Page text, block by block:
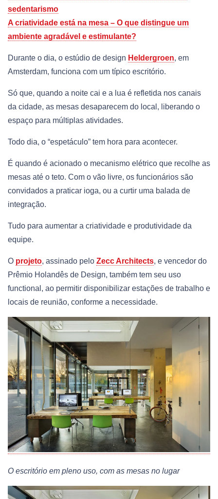
sedentarismo
A criatividade está na mesa – O que distingue um
ambiente agradável e estimulante?
Durante o dia, o estúdio de design Heldergroen, em
Amsterdam, funciona com um típico escritório.
Só que, quando a noite cai e a lua é refletida nos canais
da cidade, as mesas desaparecem do local, liberando o
espaço para múltiplas atividades.
Todo dia, o “espetáculo” tem hora para acontecer.
É quando é acionado o mecanismo elétrico que recolhe as
mesas até o teto. Com o vão livre, os funcionários são
convidados a praticar ioga, ou a curtir uma balada de
integração.
Tudo para aumentar a criatividade e produtividade da
equipe.
O projeto, assinado pelo Zecc Architects, e vencedor do
Prêmio Holandês de Design, também tem seu uso
functional, ao permitir disponibilizar estações de trabalho e
locais de reunião, conforme a necessidade.
O escritório em pleno uso, com as mesas no lugar